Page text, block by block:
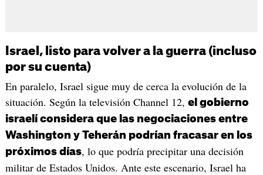
Israel, listo para volver a la guerra (incluso
por su cuenta)
En paralelo, Israel sigue muy de cerca la evolución de la
situación. Según la televisión Channel 12, el gobierno
israelí considera que las negociaciones entre
Washington y Teherán podrían fracasar en los
próximos días, lo que podría precipitar una decisión
militar de Estados Unidos. Ante este escenario, Israel ha